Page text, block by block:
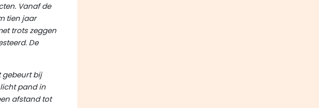
Vanaf de
tien jaar
trots zeggen
De
gebeurt bij
pand in
afstand tot